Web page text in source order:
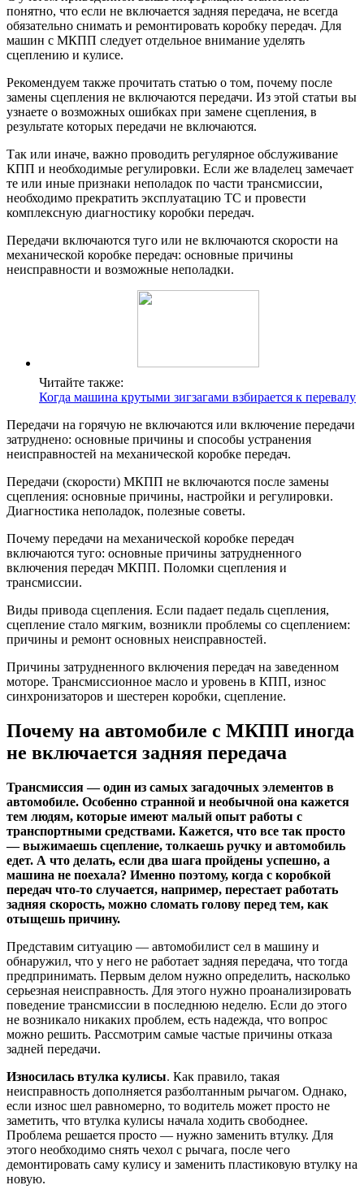
понятно, что если не включается задняя передача, не всегда
обязательно снимать и ремонтировать коробку передач. Для
машин с МКПП следует отдельное внимание уделять
сцеплению и кулисе.
Рекомендуем также прочитать статью о том, почему после
замены сцепления не включаются передачи. Из этой статьи вы
узнаете о возможных ошибках при замене сцепления, в
результате которых передачи не включаются.
Так или иначе, важно проводить регулярное обслуживание
КПП и необходимые регулировки. Если же владелец замечает
те или иные признаки неполадок по части трансмиссии,
необходимо прекратить эксплуатацию ТС и провести
комплексную диагностику коробки передач.
Передачи включаются туго или не включаются скорости на
механической коробке передач: основные причины
неисправности и возможные неполадки.
Читайте также:
Когда машина крутыми зигзагами взбирается к перевалу
Передачи на горячую не включаются или включение передачи
затруднено: основные причины и способы устранения
неисправностей на механической коробке передач.
Передачи (скорости) МКПП не включаются после замены
сцепления: основные причины, настройки и регулировки.
Диагностика неполадок, полезные советы.
Почему передачи на механической коробке передач
включаются туго: основные причины затрудненного
включения передач МКПП. Поломки сцепления и
трансмиссии.
Виды привода сцепления. Если падает педаль сцепления,
сцепление стало мягким, возникли проблемы со сцеплением:
причины и ремонт основных неисправностей.
Причины затрудненного включения передач на заведенном
моторе. Трансмиссионное масло и уровень в КПП, износ
синхронизаторов и шестерен коробки, сцепление.
Почему на автомобиле с МКПП иногда
не включается задняя передача
Трансмиссия — один из самых загадочных элементов в
автомобиле. Особенно странной и необычной она кажется
тем людям, которые имеют малый опыт работы с
транспортными средствами. Кажется, что все так просто
— выжимаешь сцепление, толкаешь ручку и автомобиль
едет. А что делать, если два шага пройдены успешно, а
машина не поехала? Именно поэтому, когда с коробкой
передач что-то случается, например, перестает работать
задняя скорость, можно сломать голову перед тем, как
отыщешь причину.
Представим ситуацию — автомобилист сел в машину и
обнаружил, что у него не работает задняя передача, что тогда
предпринимать. Первым делом нужно определить, насколько
серьезная неисправность. Для этого нужно проанализировать
поведение трансмиссии в последнюю неделю. Если до этого
не возникало никаких проблем, есть надежда, что вопрос
можно решить. Рассмотрим самые частые причины отказа
задней передачи.
Износилась втулка кулисы. Как правило, такая
неисправность дополняется разболтанным рычагом. Однако,
если износ шел равномерно, то водитель может просто не
заметить, что втулка кулисы начала ходить свободнее.
Проблема решается просто — нужно заменить втулку. Для
этого необходимо снять чехол с рычага, после чего
демонтировать саму кулису и заменить пластиковую втулку на
новую.